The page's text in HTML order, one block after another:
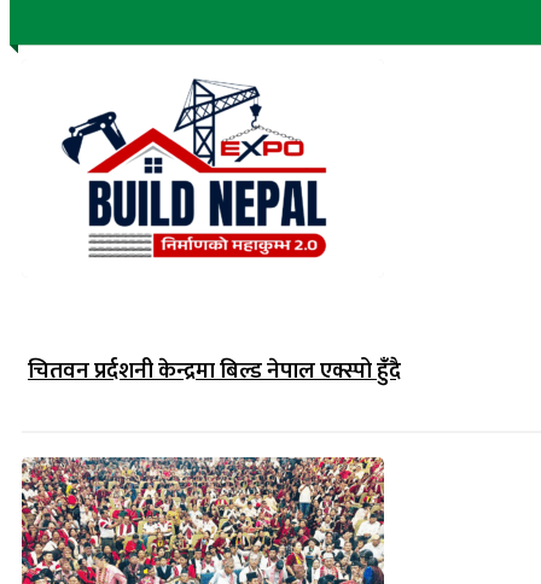
चितवन प्रर्दशनी केन्द्रमा बिल्ड नेपाल एक्स्पो हुंँदै